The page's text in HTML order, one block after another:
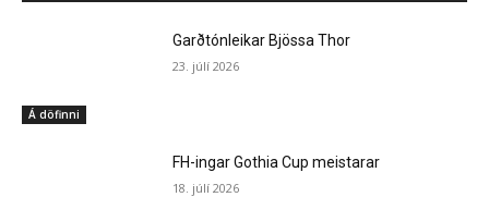
Á döfinni
Garðtónleikar Bjössa Thor
23. júlí 2026
FH-ingar Gothia Cup meistarar
18. júlí 2026